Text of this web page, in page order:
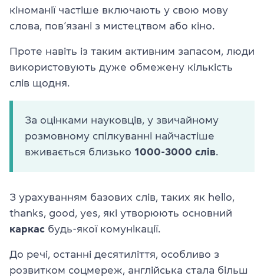
кіноманії частіше включають у свою мову
слова, пов’язані з мистецтвом або кіно.
Проте навіть із таким активним запасом, люди
використовують дуже обмежену кількість
слів щодня.
За оцінками науковців, у звичайному
розмовному спілкуванні найчастіше
вживається близько 1000-3000 слів
З урахуванням базових слів, таких як hello,
thanks, good, yes, які утворюють основний
каркас будь-якої комунікації.
До речі, останні десятиліття, особливо з
розвитком соцмереж, англійська стала більш